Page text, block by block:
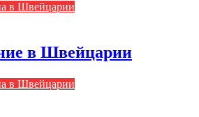
в Швейцарии
в Швейцарии
в Швейцарии